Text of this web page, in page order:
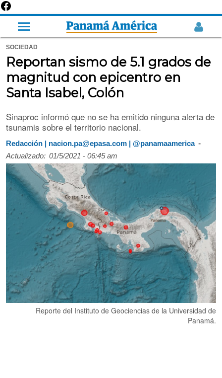
SOCIEDAD
Reportan sismo de 5.1 grados de
magnitud con epicentro en
Santa Isabel, Colón
Sinaproc informó que no se ha emitido ninguna alerta de
tsunamis sobre el territorio nacional.
Redacción | nacion.pa@epasa.com | @panamaamerica -
Actualizado: 01/5/2021 - 06:45 am
Reporte del Instituto de Geociencias de la Universidad de
Panamá.